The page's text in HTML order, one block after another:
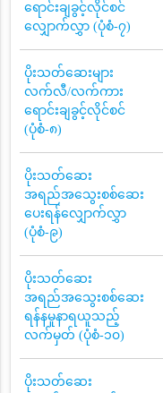
ရောင်းချခွင့်လိုင်စင်
လျှောက်လွှာ (ပုံစံ-၇)
ပိုးသတ်ဆေးများ
လက်လီ/လက်ကား
ရောင်းချခွင့်လိုင်စင်
(ပုံစံ-၈)
ပိုးသတ်ဆေး
အရည်အသွေးစစ်ဆေး
ပေးရန်လျှောက်လွှာ
(ပုံစံ-၉)
ပိုးသတ်ဆေး
အရည်အသွေးစစ်ဆေး
ရန်နမူနာရယူသည့်
လက်မှတ် (ပုံစံ-၁၀)
ပိုးသတ်ဆေး